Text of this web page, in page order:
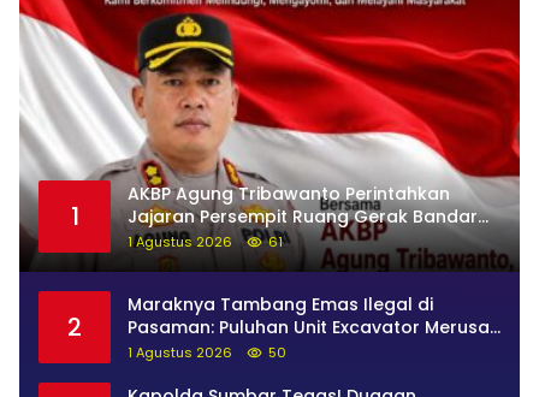
1
AKBP Agung Tribawanto Perintahkan
Jajaran Persempit Ruang Gerak Bandar
Narkoba di Pasaman Barat
1 Agustus 2026 61
2
Maraknya Tambang Emas Ilegal di
Pasaman: Puluhan Unit Excavator Merusak
Alam, di Kawasan Muaro Sungai Lolo
1 Agustus 2026 50